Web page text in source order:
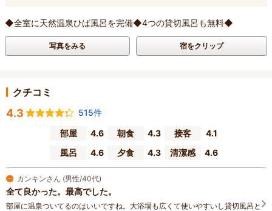
◆全室に天然温泉ひば風呂を完備◆4つの貸切風呂も無料◆
写真をみる 宿をクリップ
クチコミ
4.3
515件
部屋
4.6 朝食 4.3 接客
4.1
風呂
4.6 夕食 4.3 清潔感 4.6
カンキンさん (男性/40代)
全て良かった。最高でした。
部屋に温泉ついてるのはいいですね。大浴場も広くて使いやすいし貸切風呂と